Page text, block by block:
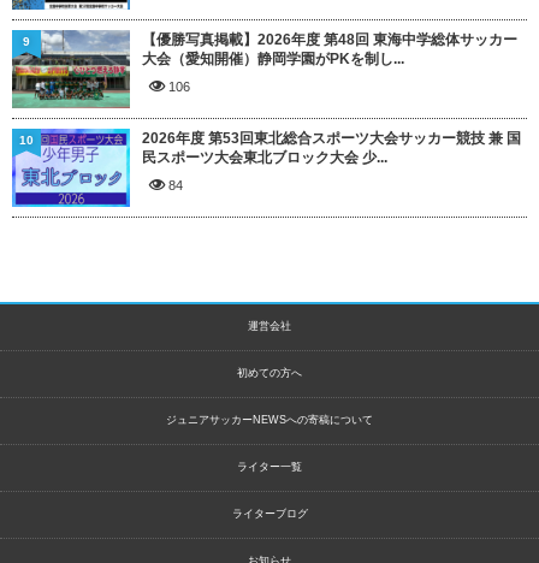
【優勝写真掲載】2026年度 第48回 東海中学総体サッカー
大会（愛知開催）静岡学園がPKを制し...
106
9
2026年度 第53回東北総合スポーツ大会サッカー競技 兼 国
民スポーツ大会東北ブロック大会 少...
84
10
運営会社
初めての方へ
ジュニアサッカーNEWSへの寄稿について
ライター一覧
ライターブログ
お知らせ